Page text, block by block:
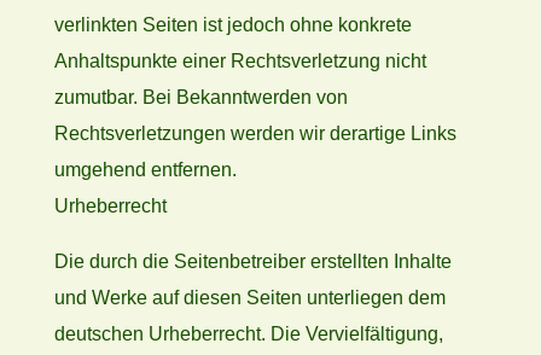
verlinkten Seiten ist jedoch ohne konkrete
Anhaltspunkte einer Rechtsverletzung nicht
zumutbar. Bei Bekanntwerden von
Rechtsverletzungen werden wir derartige Links
umgehend entfernen.
Urheberrecht
Die durch die Seitenbetreiber erstellten Inhalte
und Werke auf diesen Seiten unterliegen dem
deutschen Urheberrecht. Die Vervielfältigung,